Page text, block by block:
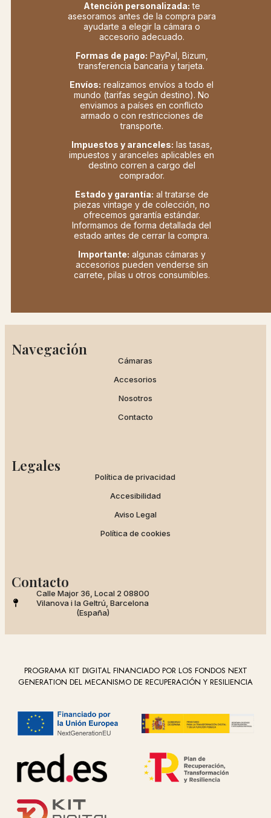
Atención personalizada: te
asesoramos antes de la compra para
ayudarte a elegir la cámara o
accesorio adecuado.
Formas de pago: PayPal, Bizum,
transferencia bancaria y tarjeta.
Envíos: realizamos envíos a todo el
mundo (tarifas según destino). No
enviamos a países en conflicto
armado o con restricciones de
transporte.
Impuestos y aranceles: las tasas,
impuestos y aranceles aplicables en
destino corren a cargo del
comprador.
Estado y garantía: al tratarse de
piezas vintage y de colección, no
ofrecemos garantía estándar.
Informamos de forma detallada del
estado antes de cerrar la compra.
Importante: algunas cámaras y
accesorios pueden venderse sin
carrete, pilas u otros consumibles.
Navegación
Cámaras
Accesorios
Nosotros
Contacto
Legales
Política de privacidad
Accesibilidad
Aviso Legal
Política de cookies
Contacto
Calle Major 36, Local 2 08800
Vilanova i la Geltrú, Barcelona
(España)
PROGRAMA KIT DIGITAL FINANCIADO POR LOS FONDOS NEXT
GENERATION DEL MECANISMO DE RECUPERACIÓN Y RESILIENCIA